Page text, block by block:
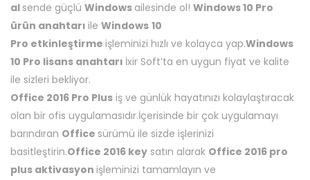
al sende güçlü Windows ailesinde ol! Windows 10 Pro
ürün anahtarı ile Windows 10
Pro etkinleştirme işleminizi hızlı ve kolayca yap.Windows
10 Pro lisans anahtarı İxir Soft’ta en uygun fiyat ve kalite
ile sizleri bekliyor.
Office 2016 Pro Plus iş ve günlük hayatınızı kolaylaştıracak
olan bir ofis uygulamasıdır.İçerisinde bir çok uygulamayı
barındıran Office sürümü ile sizde işlerinizi
basitleştirin.Office 2016 key satın alarak Office 2016 pro
plus aktivasyon işleminizi tamamlayın ve